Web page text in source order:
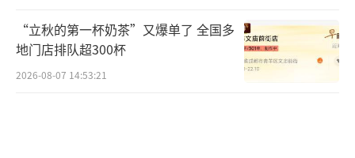
“立秋的第一杯奶茶”又爆单了 全国多
地门店排队超300杯
2026-08-07 14:53:21